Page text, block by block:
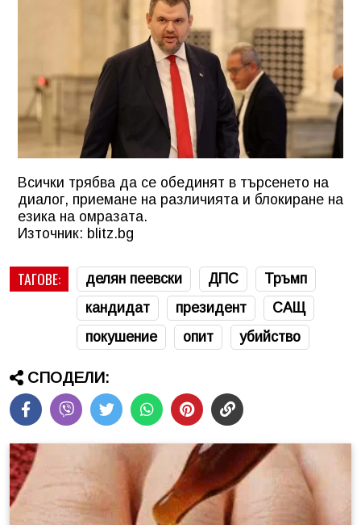
Всички трябва да се обединят в търсенето на
диалог, приемане на различията и блокиране на
езика на омразата.
Източник: blitz.bg
ТАГОВЕ: делян пеевски ДПС
Тръмп
кандидат
президент
САЩ
покушение
опит убийство
СПОДЕЛИ: